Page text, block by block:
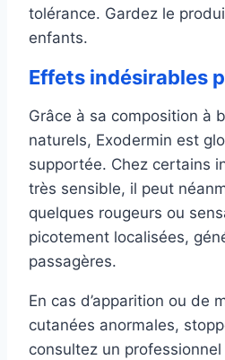
tolérance. Gardez le
enfants.
Effets indésirables
Grâce à sa composition à
naturels, Exodermin est
supportée. Chez certains
très sensible, il peut
quelques rougeurs ou
picotement localisées,
passagères.
En cas d’apparition ou de
cutanées anormales,
consultez un